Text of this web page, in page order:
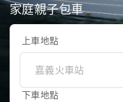
家庭親子包車
上車地點
下車地點